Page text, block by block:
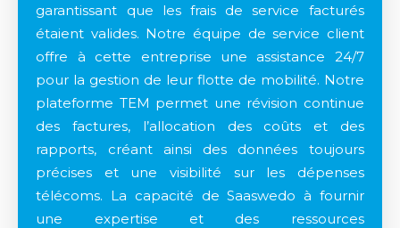
garantissant que les frais de service facturés
étaient valides. Notre équipe de service client
offre à cette entreprise une assistance 24/7
pour la gestion de leur flotte de mobilité. Notre
plateforme TEM permet une révision continue
des factures, l’allocation des coûts et des
rapports, créant ainsi des données toujours
précises et une visibilité sur les dépenses
télécoms. La capacité de Saaswedo à fournir
une expertise et des ressources